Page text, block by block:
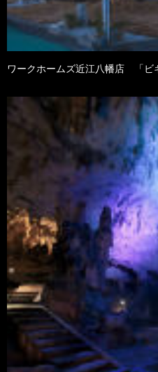
ワークホームズ近江八幡店 「ビ